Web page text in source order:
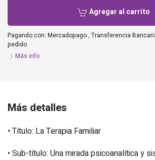
Agregar al carrito
Pagando con: Mercadopago, Transferencia
pedido
Más info
Más detalles
• Título: La Terapia Familiar
• Sub-título: Una mirada psicoanalítica y